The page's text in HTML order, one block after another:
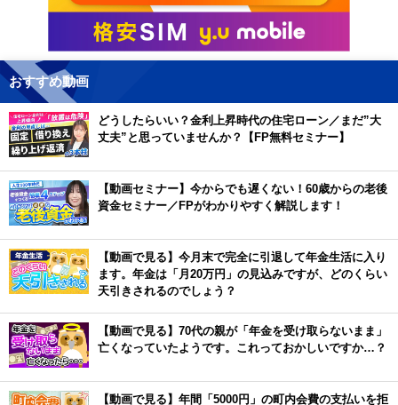
おすすめ動画
どうしたらいい？金利上昇時代の住宅ローン／まだ”大
丈夫”と思っていませんか？【FP無料セミナー】
【動画セミナー】今からでも遅くない！60歳からの老後
資金セミナー／FPがわかりやすく解説します！
【動画で見る】今月末で完全に引退して年金生活に入り
ます。年金は「月20万円」の見込みですが、どのくらい
天引きされるのでしょう？
【動画で見る】70代の親が「年金を受け取らないまま」
亡くなっていたようです。これっておかしいですか…？
【動画で見る】年間「5000円」の町内会費の支払いを拒